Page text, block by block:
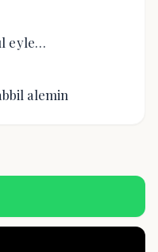
eyle…
alemin